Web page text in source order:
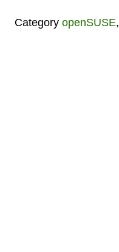
Category openSUSE